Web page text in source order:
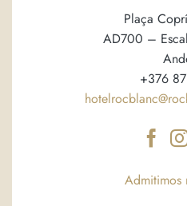
Plaça
AD700 –
+376
Admitimos